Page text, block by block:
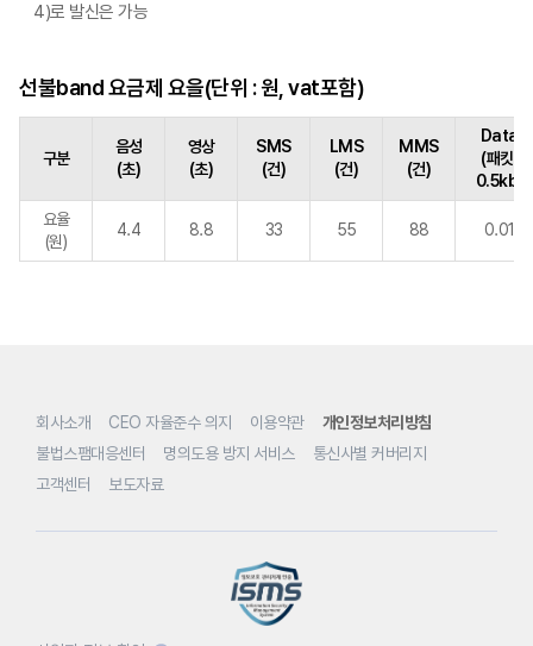
4)로 발신은 가능
선불band 요금제 요을(단위 : 원, vat포함)
구분
음성
(초)
영상
(초)
SMS
(건)
LMS
(건)
MMS
(건)
Data
(패킷,
0.5kb)
요율
(원)
4.4 8.8 33 55 88 0.01
회사소개 CEO 자율준수 의지 이용약관
개인정보처리방침
불법스팸대응센터
명의도용 방지 서비스
통신사별 커버리지
고객센터
보도자료